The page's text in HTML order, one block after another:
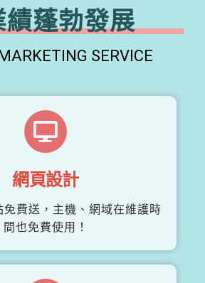
績蓬勃發展
SERVICE
網頁設計
費送，主機、網域在維護時
間也免費使用！